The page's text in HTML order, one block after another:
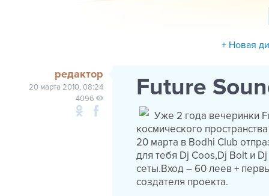
+ Новая
редактор
20 марта 2010, 08:24
4096
Future
Уже 2 года вечеринки
космического
20 марта в Bodhi Club
для тебя Dj Coos,Dj Bolt и
сеты.Вход – 60 леев +
создателя проекта.